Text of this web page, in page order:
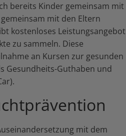
bereits Kinder gemeinsam mit
mit den Eltern
kostenloses Leistungsangebot
zu sammeln. Diese
an Kursen zur gesunden
Gesundheits-Guthaben und
mit dem